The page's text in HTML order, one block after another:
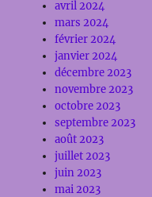
avril 2024
mars 2024
février 2024
janvier 2024
décembre 2023
novembre 2023
octobre 2023
septembre 2023
août 2023
juillet 2023
juin 2023
mai 2023